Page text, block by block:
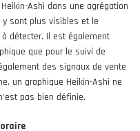
Ashi dans une agrégation
sont plus visibles et le
détecter. Il est également
que pour le suivi de
des signaux de vente
un graphique Heikin-Ashi ne
pas bien définie.